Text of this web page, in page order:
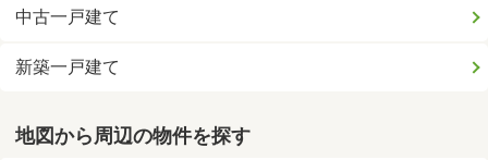
中古一戸建て
新築一戸建て
地図から周辺の物件を探す